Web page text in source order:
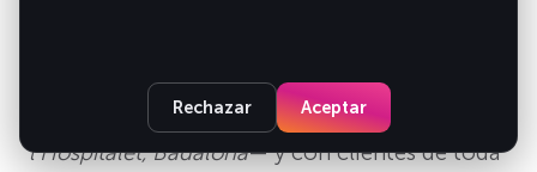
la ciudad y el área metropolitana —Eixample,
Gràcia, Sant Martí, Les Corts, Sarrià, Sants,
l’Hospitalet, Badalona— y con clientes de toda
Rechazar Aceptar